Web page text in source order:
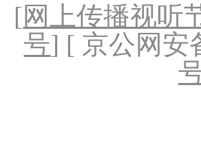
[网上传播视听
号] [ 京公网安